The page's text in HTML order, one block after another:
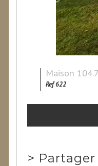
Maison
Ref 622
>